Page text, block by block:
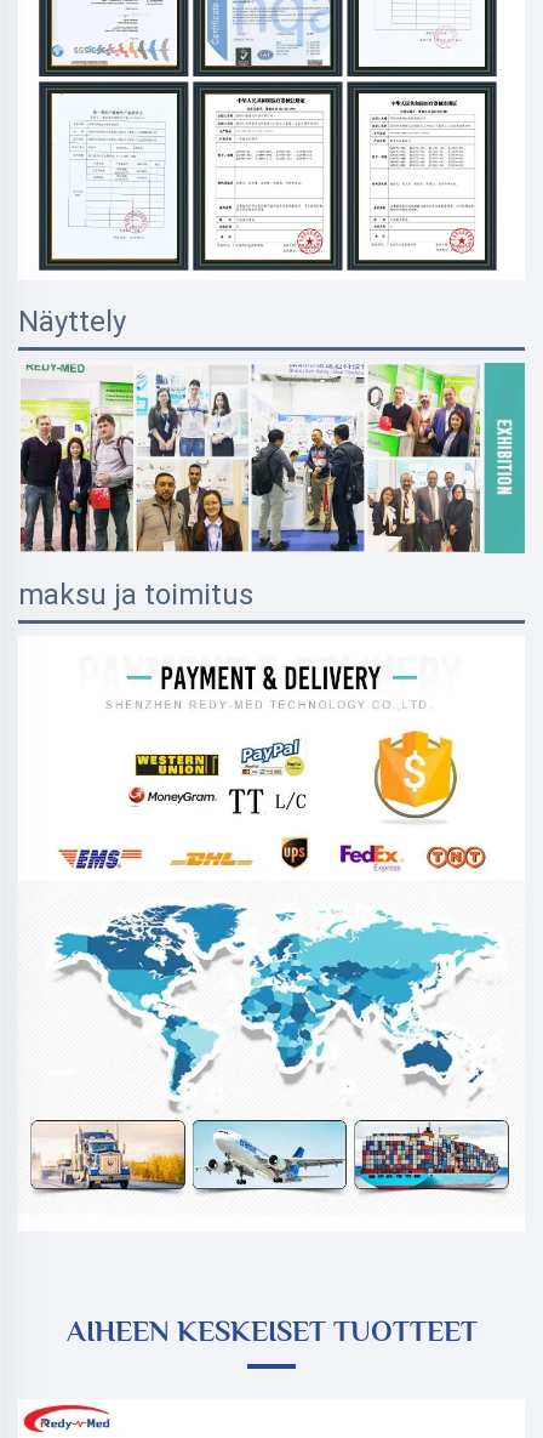
Näyttely
maksu ja toimitus
AIHEEN KESKEISET TUOTTEET